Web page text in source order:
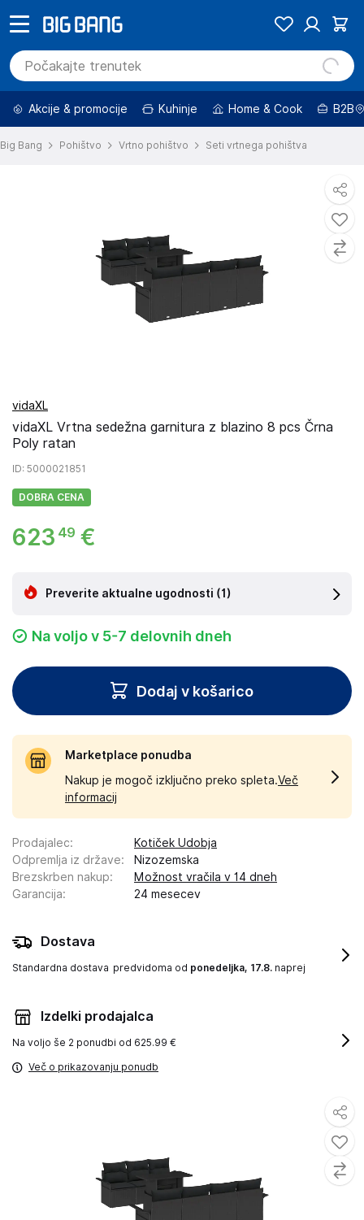
Akcije & promocije Kuhinje Home & Cook B2B
Big Bang Pohištvo Vrtno pohištvo Seti vrtnega pohištva
vidaXL
vidaXL Vrtna sedežna garnitura z blazino 8 pcs Črna
Poly ratan
ID: 5000021851
DOBRA CENA
623 49 €
Preverite aktualne ugodnosti (1)
Na voljo v 5-7 delovnih dneh
Dodaj v košarico
Marketplace ponudba
Nakup je mogoč izključno preko spleta.Več
informacij
Prodajalec:
Kotiček Udobja
Odpremlja iz države:
Nizozemska
Brezskrben nakup:
Možnost vračila v 14 dneh
Garancija: 24 mesecev
Dostava
Standardna dostava predvidoma od ponedeljka, 17.8. naprej
Izdelki prodajalca
Na voljo še 2 ponudbi od 625.99 €
Več o prikazovanju ponudb